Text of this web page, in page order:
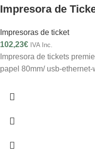
Impresora de
Impresoras de ticket
102,23€ IVA Inc.
Impresora de tickets
papel 80mm/ usb-ethernet-